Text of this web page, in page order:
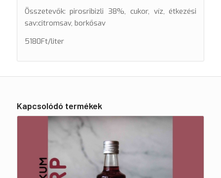
Összetevők: pirosribizli 38%, cukor, víz, étkezési
sav:citromsav, borkősav
5180Ft/liter
Kapcsolódó termékek